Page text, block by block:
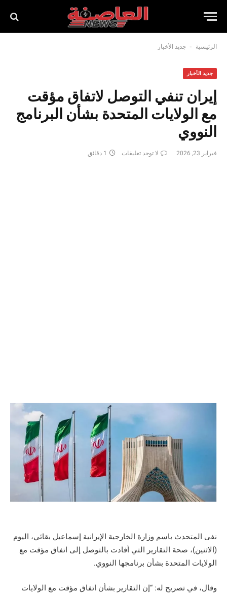
الرئيسية - جديد الأخبار
جديد الأخبار
إيران تنفي التوصل لاتفاق مؤقت
مع الولايات المتحدة بشأن البرنامج
النووي
فبراير 23, 2026 لا توجد تعليقات 1 دقائق
نفى المتحدث باسم وزارة الخارجية الإيرانية إسماعيل بقائي، اليوم
(الاثنين)، صحة التقارير التي أفادت بالتوصل إلى اتفاق مؤقت مع
الولايات المتحدة بشأن برنامجها النووي.
وقال، في تصريح له: “إن التقارير بشأن اتفاق مؤقت مع الولايات